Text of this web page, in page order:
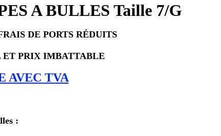
A BULLES Taille 7/G
DE PORTS RÉDUITS
ET PRIX IMBATTABLE
AVEC TVA
: